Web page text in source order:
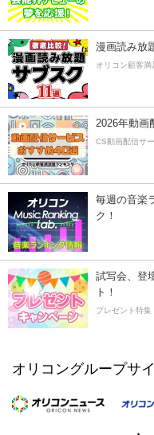
漫画読み放
オリコン顧客
2026年動画
CS動画配信サ
毎週の音楽
ク！
試写会、登
ト！
プレゼント特集
オリコングループサ